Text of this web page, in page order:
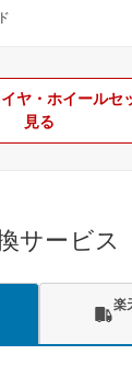
動車 14インチ
ヤ・ホイールセ
見る
サービス
楽